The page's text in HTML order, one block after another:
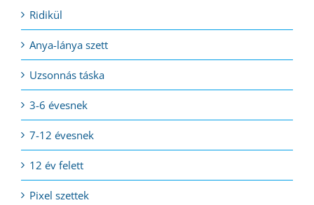
Ridikül
Anya-lánya szett
Uzsonnás táska
3-6 évesnek
7-12 évesnek
12 év felett
Pixel szettek